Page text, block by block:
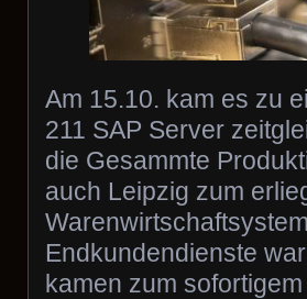
Am 15.10. kam es zu
211 SAP Server
die Gesammte
auch Leipzig zum
Endkundendienste
kamen zum